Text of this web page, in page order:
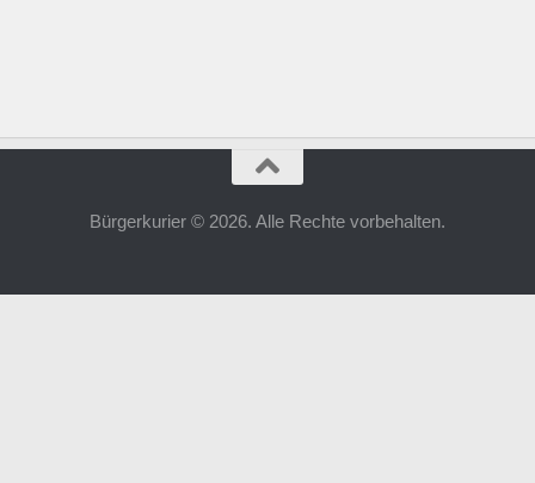
Bürgerkurier © 2026. Alle Rechte vorbehalten.